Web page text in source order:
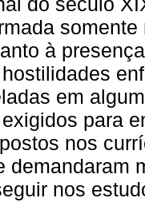
à
em
para
nos
demandaram
nos